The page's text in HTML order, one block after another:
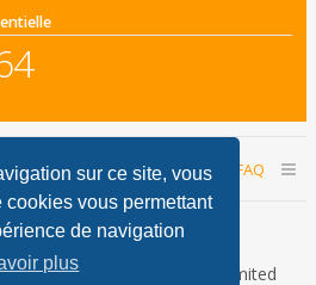
sur ce site, vous
cookies vous permettant
de navigation
plus
FAQ
Nous contacter
le 08 août 2026 13:12
Forum Software © phpBB Limited